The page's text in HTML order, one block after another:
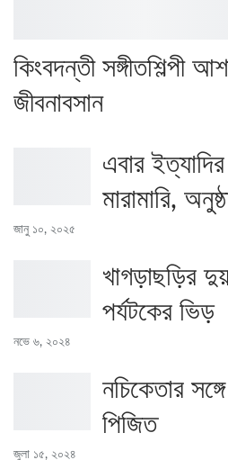
কিংবদন্তী সঙ্গীতশিল্পী
জীবনাবসান
এবার
মারামারি,
জানু ১০, ২০২৫
খাগড়াছড়ির
পর্যটকের ভিড়
নভে ৬, ২০২৪
নচিকেতার
পিজিত
জুলা ১৫, ২০২৪